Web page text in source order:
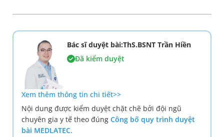
Bác sĩ duyệt bài:ThS.BSNT Trần Hiền
Đã kiểm duyệt
Xem thêm thông tin chi tiết>>
Nội dung được kiểm duyệt chặt chẽ bởi đội ngũ
chuyên gia y tế theo đúng Công bố quy trình duyệt
bài MEDLATEC.